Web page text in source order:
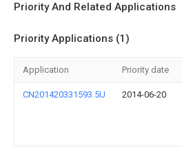
Priority And Related Applications
Priority Applications (1)
Application Priority date
CN201420331593.5U 2014-06-20